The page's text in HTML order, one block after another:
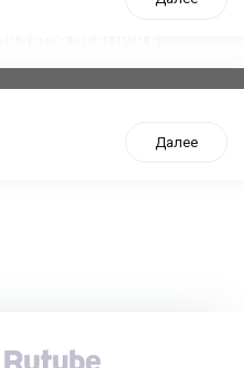
Далее